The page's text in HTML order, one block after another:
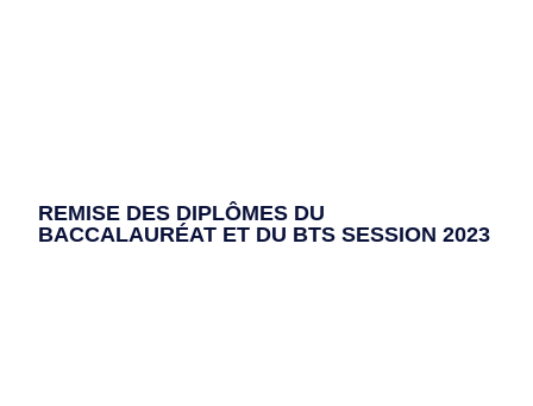
REMISE DES DIPLÔMES DU
BACCALAURÉAT ET DU BTS SESSION 2023